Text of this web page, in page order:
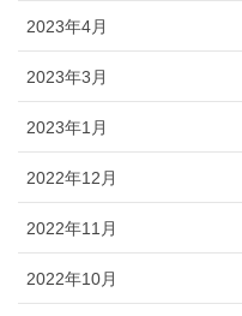
2023年4月
2023年3月
2023年1月
2022年12月
2022年11月
2022年10月